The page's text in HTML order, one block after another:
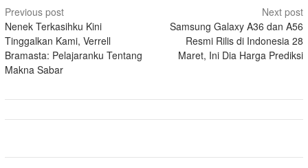
Post
navigation
Previous post
Nenek Terkasihku Kini
Tinggalkan Kami, Verrell
Bramasta: Pelajaranku Tentang
Makna Sabar
Next post
Samsung Galaxy A36 dan A56
Resmi Rilis di Indonesia 28
Maret, Ini Dia Harga Prediksi